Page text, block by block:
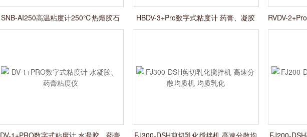
SNB-AI250高温粘度计250℃热熔胶石
蜡测试
HBDV-3+Pro数字式粘度计 ‌药膏、凝胶
制剂粘度分析仪
RVDV-
DV-1+PRO数字式粘度计 水凝胶、药膏 FJ300-DSH剪切乳化搅拌机 高速分散均 FJ200-